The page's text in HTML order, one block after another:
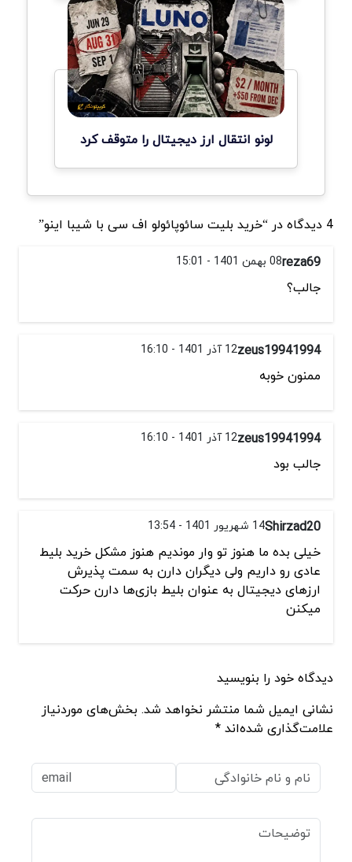
لونو انتقال ارز دیجیتال را متوقف کرد
4 دیدگاه در “خرید بلیت سائوپائولو اف سی با شیبا اینو”
reza6908 بهمن 1401 - 15:01
جالب؟
zeus1994199412 آذر 1401 - 16:10
ممنون خوبه
zeus1994199412 آذر 1401 - 16:10
جالب بود
Shirzad2014 شهریور 1401 - 13:54
خیلی بده ما هنوز تو وار موندیم هنوز مشکل خرید بلیط
عادی رو داریم ولی دیگران دارن به سمت پذیرش
ارزهای دیجیتال به عنوان بلیط بازی‌ها دارن حرکت
میکنن
دیدگاه خود را بنویسید
نشانی ایمیل شما منتشر نخواهد شد. بخش‌های موردنیاز
علامت‌گذاری شده‌اند *